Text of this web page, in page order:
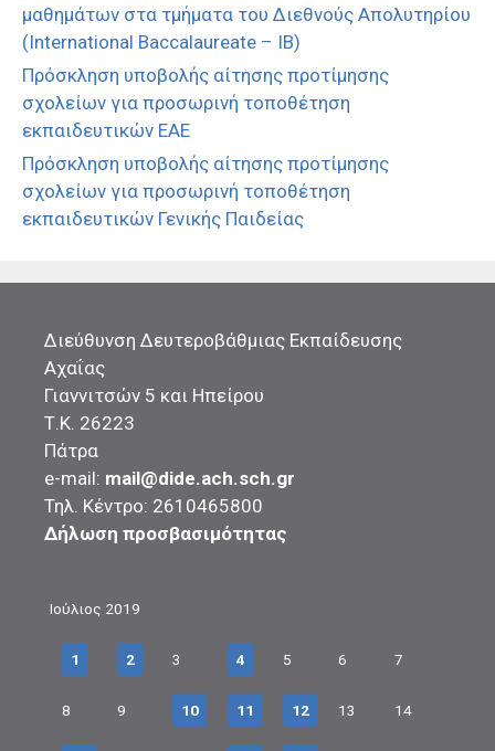
μαθημάτων στα τμήματα του Διεθνούς Απολυτηρίου
(International Baccalaureate – IB)
Πρόσκληση υποβολής αίτησης προτίμησης
σχολείων για προσωρινή τοποθέτηση
εκπαιδευτικών ΕΑΕ
Πρόσκληση υποβολής αίτησης προτίμησης
σχολείων για προσωρινή τοποθέτηση
εκπαιδευτικών Γενικής Παιδείας
Διεύθυνση Δευτεροβάθμιας Εκπαίδευσης
Αχαΐας
Γιαννιτσών 5 και Ηπείρου
Τ.Κ. 26223
Πάτρα
e-mail: mail@dide.ach.sch.gr
Τηλ. Κέντρο: 2610465800
Δήλωση προσβασιμότητας
Ιούλιος 2019
1 2 3 4 5 6 7
8 9 10 11 12 13 14